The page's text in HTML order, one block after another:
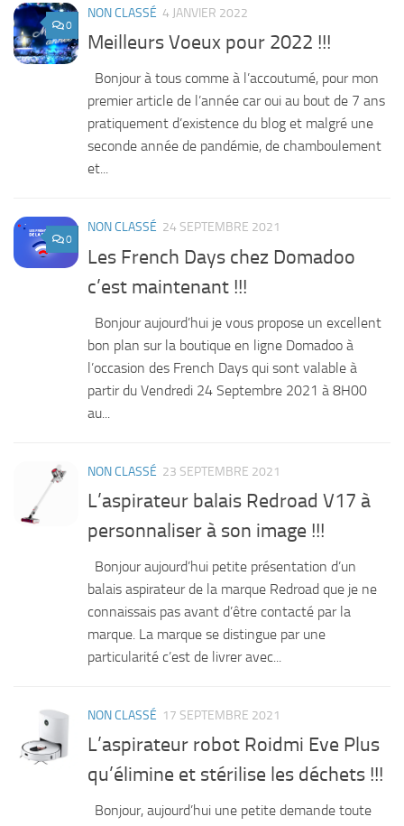
0
NON CLASSÉ 4 JANVIER 2022
Meilleurs Voeux pour 2022 !!!
Bonjour à tous comme à l’accoutumé, pour mon
premier article de l’année car oui au bout de 7 ans
pratiquement d’existence du blog et malgré une
seconde année de pandémie, de chamboulement
et...
0
NON CLASSÉ 24 SEPTEMBRE 2021
Les French Days chez Domadoo
c’est maintenant !!!
Bonjour aujourd’hui je vous propose un excellent
bon plan sur la boutique en ligne Domadoo à
l’occasion des French Days qui sont valable à
partir du Vendredi 24 Septembre 2021 à 8H00
au...
NON CLASSÉ 23 SEPTEMBRE 2021
L’aspirateur balais Redroad V17 à
personnaliser à son image !!!
Bonjour aujourd’hui petite présentation d’un
balais aspirateur de la marque Redroad que je ne
connaissais pas avant d’être contacté par la
marque. La marque se distingue par une
particularité c’est de livrer avec...
NON CLASSÉ 17 SEPTEMBRE 2021
L’aspirateur robot Roidmi Eve Plus
qu’élimine et stérilise les déchets !!!
Bonjour, aujourd’hui une petite demande toute